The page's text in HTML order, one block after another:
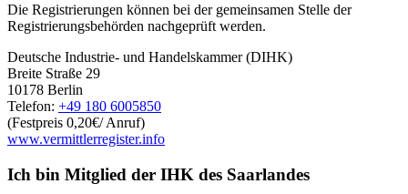
Die Registrierungen können bei der gemeinsamen Stelle der
Registrierungsbehörden nachgeprüft werden.
Deutsche Industrie- und Handelskammer (DIHK)
Breite Straße 29
10178 Berlin
Telefon: +49 180 6005850
(Festpreis 0,20€/ Anruf)
www.vermittlerregister.info
Ich bin Mitglied der IHK des Saarlandes